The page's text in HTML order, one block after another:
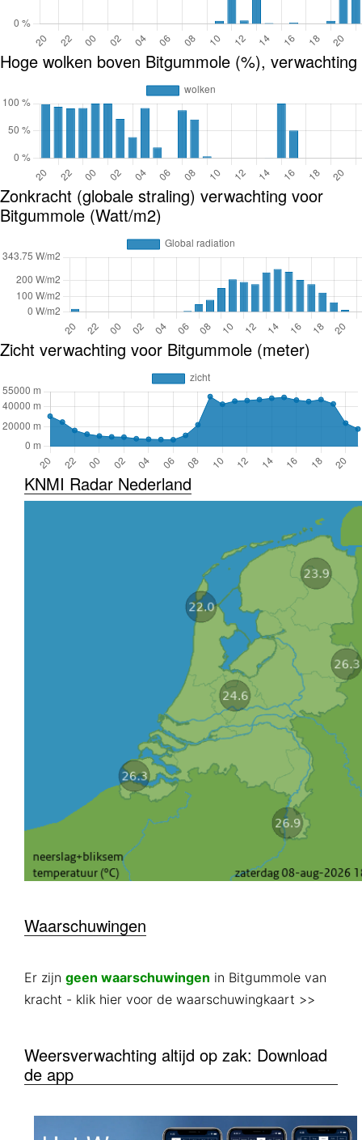
Hoge wolken boven Bitgummole (%), verwachting
Zonkracht (globale straling) verwachting voor
Bitgummole (Watt/m2)
Zicht verwachting voor Bitgummole (meter)
KNMI Radar Nederland
Waarschuwingen
Er zijn geen waarschuwingen in Bitgummole van
kracht - klik hier voor de waarschuwingkaart >>
Weersverwachting altijd op zak: Download
de app